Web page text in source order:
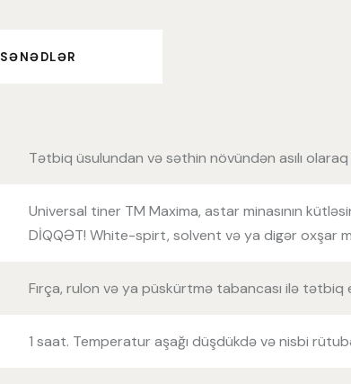
SƏNƏDLƏR
Tətbiq üsulundan və səthin növündən asılı
Universal tiner TM Maxima, astar minasının
DİQQƏT! White-spirt, solvent və ya digər oxşar
Fırça, rulon və ya püskürtmə tabancası ilə tətbiq
1 saat. Temperatur aşağı düşdükdə və nisbi